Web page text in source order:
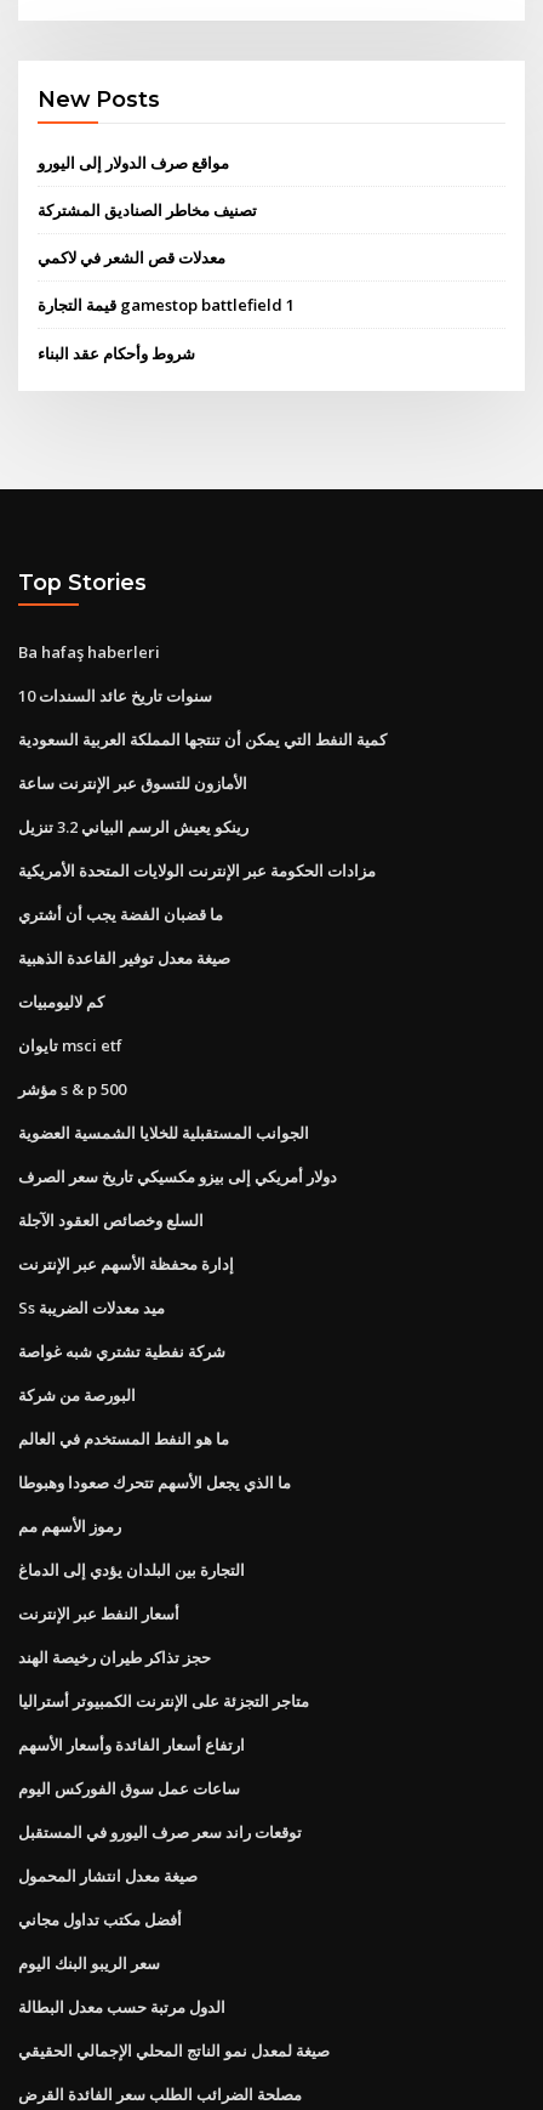
New Posts
مواقع صرف الدولار إلى اليورو
تصنيف مخاطر الصناديق المشتركة
معدلات قص الشعر في لاكمي
قيمة التجارة gamestop battlefield 1
شروط وأحكام عقد البناء
Top Stories
Ba hafaş haberleri
10 سنوات تاريخ عائد السندات
كمية النفط التي يمكن أن تنتجها المملكة العربية السعودية
الأمازون للتسوق عبر الإنترنت ساعة
رينكو يعيش الرسم البياني 3.2 تنزيل
مزادات الحكومة عبر الإنترنت الولايات المتحدة الأمريكية
ما قضبان الفضة يجب أن أشتري
صيغة معدل توفير القاعدة الذهبية
كم لاليومبيات
تايوان msci etf
مؤشر s & p 500
الجوانب المستقبلية للخلايا الشمسية العضوية
دولار أمريكي إلى بيزو مكسيكي تاريخ سعر الصرف
السلع وخصائص العقود الآجلة
إدارة محفظة الأسهم عبر الإنترنت
Ss ميد معدلات الضريبة
شركة نفطية تشتري شبه غواصة
البورصة من شركة
ما هو النفط المستخدم في العالم
ما الذي يجعل الأسهم تتحرك صعودا وهبوطا
رموز الأسهم مم
التجارة بين البلدان يؤدي إلى الدماغ
أسعار النفط عبر الإنترنت
حجز تذاكر طيران رخيصة الهند
متاجر التجزئة على الإنترنت الكمبيوتر أستراليا
ارتفاع أسعار الفائدة وأسعار الأسهم
ساعات عمل سوق الفوركس اليوم
توقعات راند سعر صرف اليورو في المستقبل
صيغة معدل انتشار المحمول
أفضل مكتب تداول مجاني
سعر الريبو البنك اليوم
الدول مرتبة حسب معدل البطالة
صيغة لمعدل نمو الناتج المحلي الإجمالي الحقيقي
مصلحة الضرائب الطلب سعر الفائدة القرض